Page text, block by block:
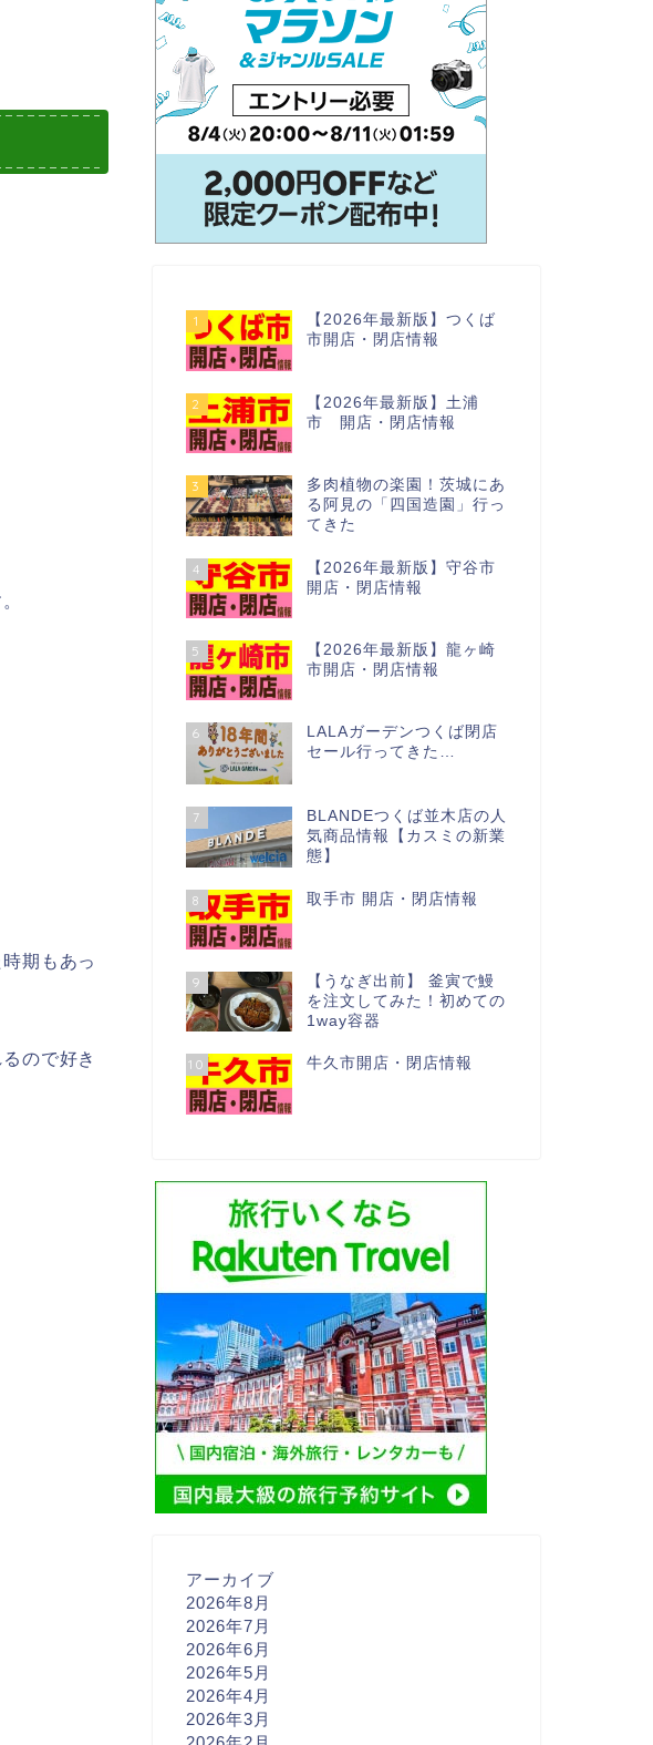
期もあっ
ので好き
1
【2026年最新版】つくば
市開店・閉店情報
2
【2026年最新版】土浦
市 開店・閉店情報
3
多肉植物の楽園！茨城にあ
る阿見の「四国造園」行っ
てきた
4
【2026年最新版】守谷市
開店・閉店情報
5
【2026年最新版】龍ヶ崎
市開店・閉店情報
6
LALAガーデンつくば閉店
セール行ってきた…
7
BLANDEつくば並木店の人
気商品情報【カスミの新業
態】
8 取手市 開店・閉店情報
9
【うなぎ出前】 釜寅で鰻
を注文してみた！初めての
1way容器
10 牛久市開店・閉店情報
アーカイブ
2026年8月
2026年7月
2026年6月
2026年5月
2026年4月
2026年3月